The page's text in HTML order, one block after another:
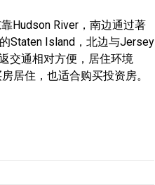
Hudson River，南边通过著
Staten Island，北边与Jersey
交通相对方便，居住环境
居住，也适合购买投资房。